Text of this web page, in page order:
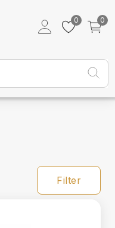
0
0
Filter